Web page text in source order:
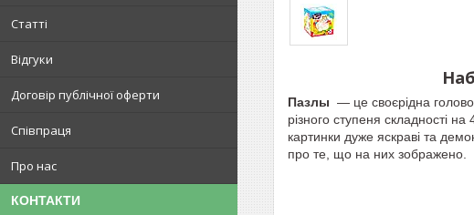
Статті
Відгуки
Договір публічної оферти
Співпраця
Про нас
КОНТАКТИ
Пазлы — це своєрідна
різного ступеня складності
картинки дуже яскраві та
про те, що на них зображено.